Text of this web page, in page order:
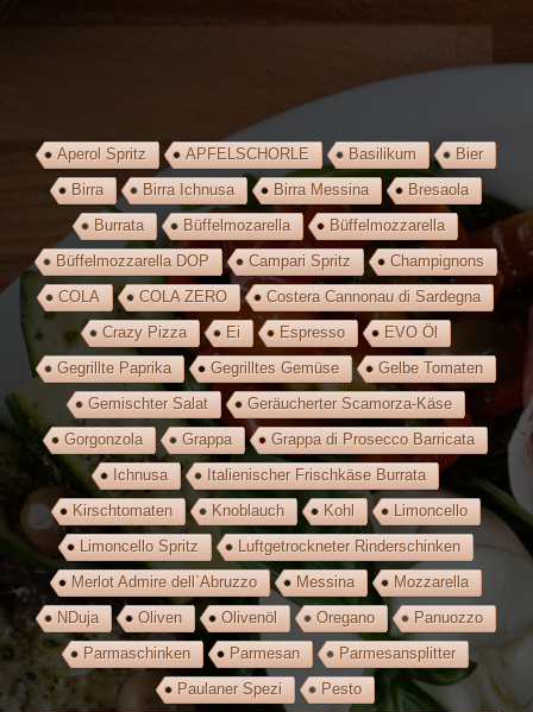
Aperol Spritz APFELSCHORLE Basilikum
Bier
Birra
Birra Ichnusa Birra Messina
Bresaola
Burrata
Büffelmozarella
Büffelmozzarella
Büffelmozzarella DOP
Campari Spritz
Champignons
COLA
COLA ZERO
Costera Cannonau di Sardegna
Crazy Pizza
Ei Espresso
EVO Öl
Gegrillte Paprika
Gegrilltes Gemüse
Gelbe Tomaten
Gemischter Salat
Geräucherter Scamorza-Käse
Gorgonzola
Grappa
Grappa di Prosecco Barricata
Ichnusa
Italienischer Frischkäse Burrata
Kirschtomaten
Knoblauch Kohl
Limoncello
Limoncello Spritz
Luftgetrockneter Rinderschinken
Merlot Admire dell`Abruzzo
Messina
Mozzarella
NDuja
Oliven Olivenöl Oregano
Panuozzo
Parmaschinken
Parmesan
Parmesansplitter
Paulaner Spezi
Pesto